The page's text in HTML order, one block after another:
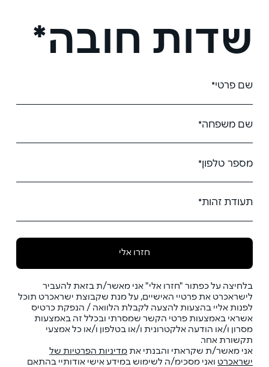
שדות חובה*
חזרו אלי
בלחיצה על כפתור "חזרו אלי" אני מאשר/ת בזאת להעביר
לישראכרט את פרטיי האישיים, על מנת שקבוצת ישראכרט תוכל
לפנות אליי בהצעות להצעה לקבלת הלוואה / הנפקת כרטיס
אשראי באמצעות פרטי הקשר שמסרתי ובכלל זה באמצעות
מסרון ו/או הודעה אלקטרונית ו/או בטלפון ו/או כל אמצעי
תקשורת אחר.
אני מאשר/ת שקראתי והבנתי את מדיניות הפרטיות של
ישראכרט ואני מסכימ/ה לשימוש במידע אישי אודותיי בהתאם